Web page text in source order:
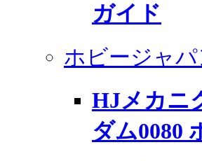
ガイド
ホビージャパ
HJメカニ
ダム0080